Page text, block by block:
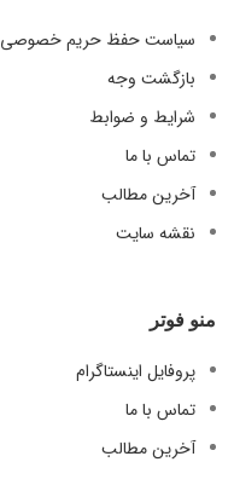
سیاست حفظ حریم خصوصی
بازگشت وجه
شرایط و ضوابط
تماس با ما
آخرین مطالب
نقشه سایت
منو فوتر
پروفایل اینستاگرام
تماس با ما
آخرین مطالب